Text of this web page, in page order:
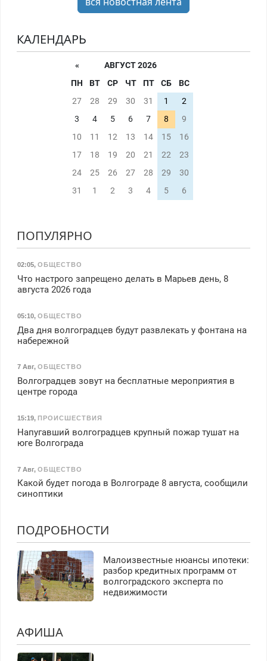
КАЛЕНДАРЬ
«
АВГУСТ 2026
ПН
ВТ СР ЧТ ПТ СБ
ВС
27
28 29 30 31 1
2
3
4 5 6 7 8
9
10
11 12 13 14 15
16
17
18 19 20 21 22
23
24
25 26 27 28 29
30
31
1 2 3 4 5 6
ПОПУЛЯРНО
02:05, ОБЩЕСТВО
Что настрого запрещено делать в Марьев день, 8
августа 2026 года
05:10, ОБЩЕСТВО
Два дня волгоградцев будут развлекать у фонтана на
набережной
7 Авг, ОБЩЕСТВО
Волгоградцев зовут на бесплатные мероприятия в
центре города
15:19, ПРОИСШЕСТВИЯ
Напугавший волгоградцев крупный пожар тушат на
юге Волгограда
7 Авг, ОБЩЕСТВО
Какой будет погода в Волгограде 8 августа, сообщили
синоптики
ПОДРОБНОСТИ
Малоизвестные нюансы ипотеки:
разбор кредитных программ от
волгоградского эксперта по
недвижимости
АФИША